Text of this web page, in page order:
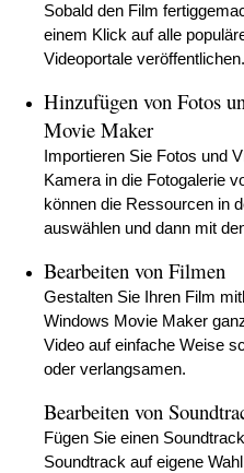
Sobald den Film
einem Klick auf alle
Videoportale veröffentlichen.
Hinzufügen von Fotos
Movie Maker
Importieren Sie Fotos und
Kamera in die Fotogalerie
können die Ressourcen in
auswählen und dann mit
Bearbeiten von Filmen
Gestalten Sie Ihren Film
Windows Movie Maker
Video auf einfache Weise
oder verlangsamen.
Bearbeiten von
Fügen Sie einen
Soundtrack auf eigene